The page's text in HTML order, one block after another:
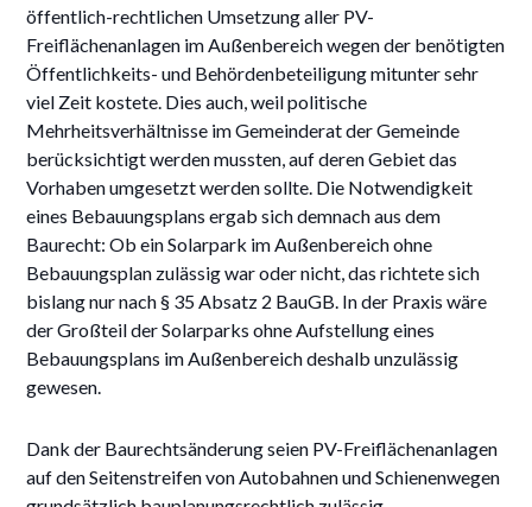
öffentlich-rechtlichen Umsetzung aller PV-
Freiflächenanlagen im Außenbereich wegen der benötigten
Öffentlichkeits- und Behördenbeteiligung mitunter sehr
viel Zeit kostete. Dies auch, weil politische
Mehrheitsverhältnisse im Gemeinderat der Gemeinde
berücksichtigt werden mussten, auf deren Gebiet das
Vorhaben umgesetzt werden sollte. Die Notwendigkeit
eines Bebauungsplans ergab sich demnach aus dem
Baurecht: Ob ein Solarpark im Außenbereich ohne
Bebauungsplan zulässig war oder nicht, das richtete sich
bislang nur nach § 35 Absatz 2 BauGB. In der Praxis wäre
der Großteil der Solarparks ohne Aufstellung eines
Bebauungsplans im Außenbereich deshalb unzulässig
gewesen.
Dank der Baurechtsänderung seien PV-Freiflächenanlagen
auf den Seitenstreifen von Autobahnen und Schienenwegen